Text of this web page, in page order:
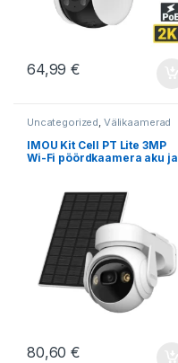
64,99€
Uncategorized, Välikaamerad
IMOU Kit Cell PT Lite 3MP
Wi-Fi pöördkaamera aku ja
80,60€